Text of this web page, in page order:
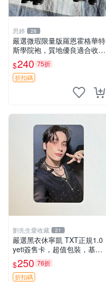
思婷 28
嚴選微瑕限量版羅恩霍格華特
斯學院袍，質地優良適合收藏
霍格華茲 學院袍 哈利波特
$240 75折
折扣碼
劉先生愛收藏 21
嚴選黑衣休寧凱 TXT正規1.0
yeti簽售卡，超值包裝，基本
無瑕，拍下即送花束 簽售卡
黑衣 休寧凱
$250 76折
折扣碼